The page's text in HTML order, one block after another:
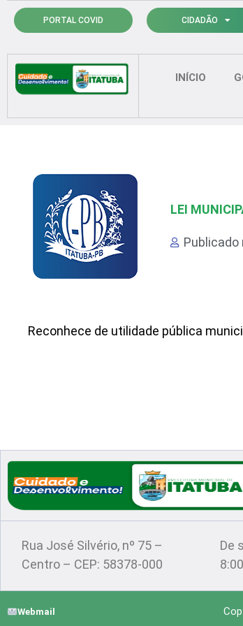
para
conteúdo
PORTAL COVID CIDADÃO
INÍCIO
LEI
Publicado
Reconhece de utilidade pública
Localização
Rua José Silvério, nº 75 –
Centro – CEP: 58378-000
De
Webmail